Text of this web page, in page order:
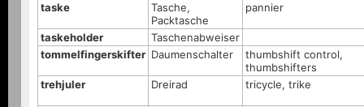
taske
Tasche,
Packtasche
pannier
taskeholder
Taschenabweiser
tommelfingerskifter Daumenschalter
thumbshift control,
thumbshifters
trehjuler
Dreirad tricycle, trike